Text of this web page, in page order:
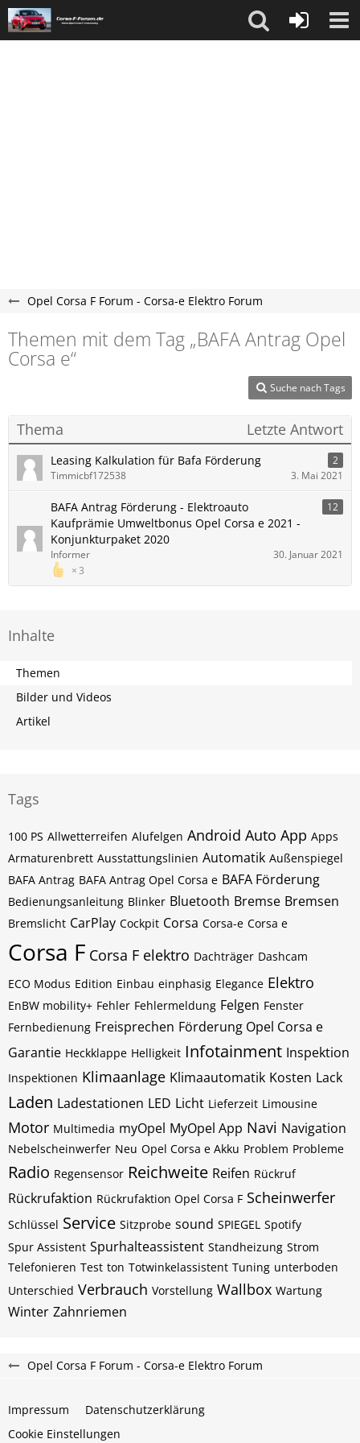
Opel Corsa F Forum - Corsa-e Elektro Forum
Themen mit dem Tag „BAFA Antrag Opel
Corsa e“
Suche nach Tags
Thema Letzte Antwort
Leasing Kalkulation für Bafa Förderung
2
Timmicbf172538
3. Mai 2021
BAFA Antrag Förderung - Elektroauto
Kaufprämie Umweltbonus Opel Corsa e 2021 -
Konjunkturpaket 2020
12
3
Informer 30. Januar 2021
Inhalte
Themen
Bilder und Videos
Artikel
Tags
100 PS Allwetterreifen Alufelgen Android Auto App Apps
Armaturenbrett Ausstattungslinien Automatik Außenspiegel
BAFA Antrag BAFA Antrag Opel Corsa e BAFA Förderung
Bedienungsanleitung Blinker Bluetooth Bremse Bremsen
Bremslicht CarPlay Cockpit Corsa Corsa-e Corsa e
Corsa F Corsa F elektro Dachträger Dashcam
ECO Modus Edition Einbau einphasig Elegance Elektro
EnBW mobility+ Fehler Fehlermeldung Felgen Fenster
Fernbedienung Freisprechen Förderung Opel Corsa e
Garantie Heckklappe Helligkeit Infotainment Inspektion
Inspektionen Klimaanlage Klimaautomatik Kosten Lack
Laden Ladestationen LED Licht Lieferzeit Limousine
Motor Multimedia myOpel MyOpel App Navi Navigation
Nebelscheinwerfer Neu Opel Corsa e Akku Problem Probleme
Radio Regensensor Reichweite Reifen Rückruf
Rückrufaktion Rückrufaktion Opel Corsa F Scheinwerfer
Schlüssel Service Sitzprobe sound SPIEGEL Spotify
Spur Assistent Spurhalteassistent Standheizung Strom
Telefonieren Test ton Totwinkelassistent Tuning unterboden
Unterschied Verbrauch Vorstellung Wallbox Wartung
Winter Zahnriemen
Opel Corsa F Forum - Corsa-e Elektro Forum
Impressum
Datenschutzerklärung
Cookie Einstellungen